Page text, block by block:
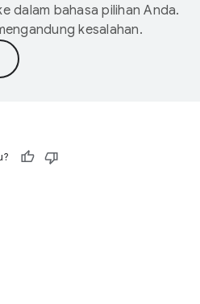
dalam bahasa pilihan Anda.
kesalahan.